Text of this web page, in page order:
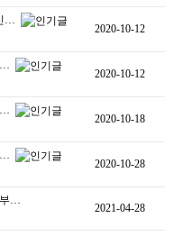
…
2020-10-12
…
2020-10-12
…
2020-10-18
…
2020-10-28
부…
2021-04-28